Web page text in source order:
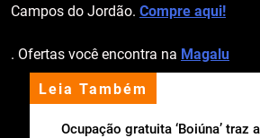
Leia Também
Ocupação gratuita ‘Boiúna’ traz
Campos do Jordão. Compre aqui!
. Ofertas você encontra na Magalu
apoio institucional